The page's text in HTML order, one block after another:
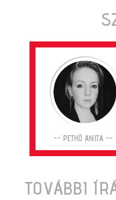
-- PETHŐ ANITA --
TOVÁBBI